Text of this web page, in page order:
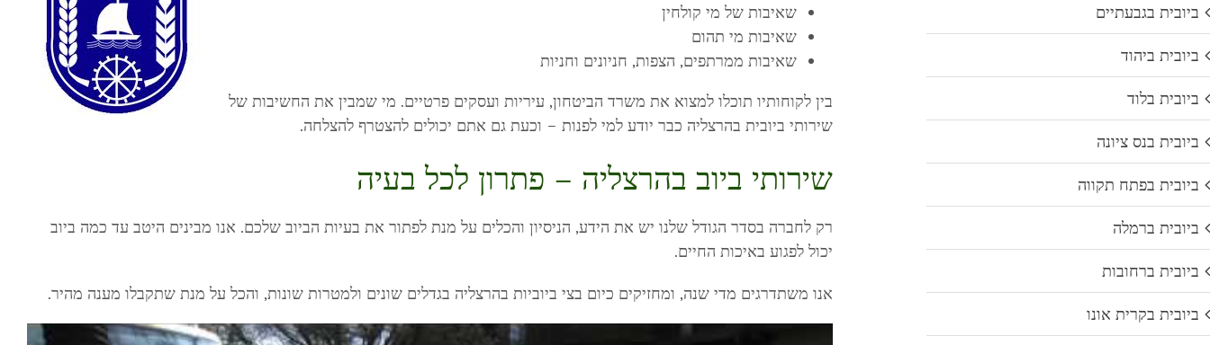
שאיבות של מי קולחין
שאיבות מי תהום
שאיבות ממרתפים, הצפות, חניונים וחניות
בין לקוחותיו תוכלו למצוא את משרד הביטחון, עיריות ועסקים פרטיים. מי שמבין את החשיבות של
שירותי ביובית בהרצליה כבר יודע למי לפנות – וכעת גם אתם יכולים להצטרף להצלחה.
שירותי ביוב בהרצליה – פתרון לכל בעיה
רק לחברה בסדר הגודל שלנו יש את הידע, הניסיון והכלים על מנת לפתור את בעיות הביוב שלכם. אנו מבינים היטב עד כמה ביוב
יכול לפגוע באיכות החיים.
אנו משתדרגים מדי שנה, ומחזיקים כיום בצי ביוביות בהרצליה בגדלים שונים ולמטרות שונות, והכל על מנת שתקבלו מענה מהיר.
ביובית בגבעתיים
ביובית ביהוד
ביובית בלוד
ביובית בנס ציונה
ביובית בפתח תקווה
ביובית ברמלה
ביובית ברחובות
ביובית בקרית אונו